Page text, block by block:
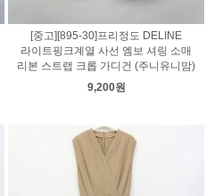
[중고][895-30]프리정도 DELINE
라이트핑크계열 사선 엠보 셔링 소매
리본 스트랩 크롭 가디건 (주니유니맘)
9,200원